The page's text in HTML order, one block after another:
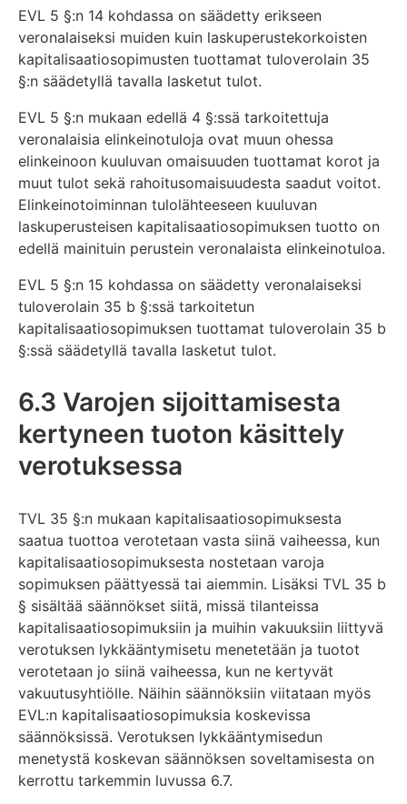
EVL 5 §:n 14 kohdassa on säädetty erikseen
veronalaiseksi muiden kuin laskuperustekorkoisten
kapitalisaatiosopimusten tuottamat tuloverolain 35
§:n säädetyllä tavalla lasketut tulot.
EVL 5 §:n mukaan edellä 4 §:ssä tarkoitettuja
veronalaisia elinkeinotuloja ovat muun ohessa
elinkeinoon kuuluvan omaisuuden tuottamat korot ja
muut tulot sekä rahoitusomaisuudesta saadut voitot.
Elinkeinotoiminnan tulolähteeseen kuuluvan
laskuperusteisen kapitalisaatiosopimuksen tuotto on
edellä mainituin perustein veronalaista elinkeinotuloa.
EVL 5 §:n 15 kohdassa on säädetty veronalaiseksi
tuloverolain 35 b §:ssä tarkoitetun
kapitalisaatiosopimuksen tuottamat tuloverolain 35 b
§:ssä säädetyllä tavalla lasketut tulot.
6.3 Varojen sijoittamisesta
kertyneen tuoton käsittely
verotuksessa
TVL 35 §:n mukaan kapitalisaatiosopimuksesta
saatua tuottoa verotetaan vasta siinä vaiheessa, kun
kapitalisaatiosopimuksesta nostetaan varoja
sopimuksen päättyessä tai aiemmin. Lisäksi TVL 35 b
§ sisältää säännökset siitä, missä tilanteissa
kapitalisaatiosopimuksiin ja muihin vakuuksiin liittyvä
verotuksen lykkääntymisetu menetetään ja tuotot
verotetaan jo siinä vaiheessa, kun ne kertyvät
vakuutusyhtiölle. Näihin säännöksiin viitataan myös
EVL:n kapitalisaatiosopimuksia koskevissa
säännöksissä. Verotuksen lykkääntymisedun
menetystä koskevan säännöksen soveltamisesta on
kerrottu tarkemmin luvussa 6.7.